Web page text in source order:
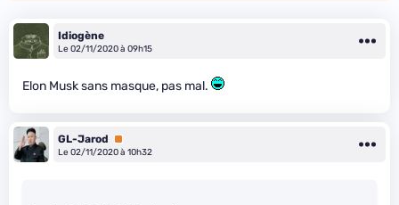
Idiogène
Le 02/11/2020 à 09h15
Elon Musk sans masque, pas mal.
GL-Jarod
Premium
Le 02/11/2020 à 10h32